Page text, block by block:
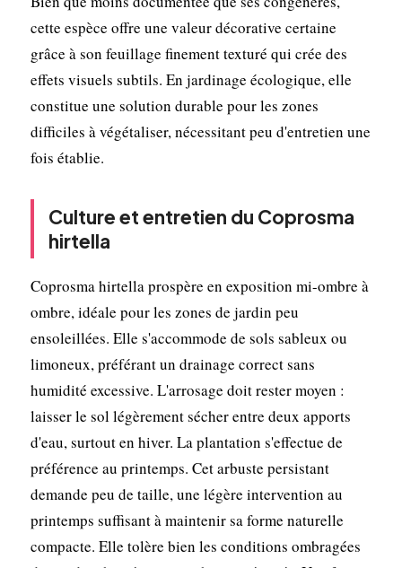
cette espèce offre une valeur décorative certaine
grâce à son feuillage finement texturé qui crée des
effets visuels subtils. En jardinage écologique, elle
constitue une solution durable pour les zones
difficiles à végétaliser, nécessitant peu d'entretien une
fois établie.
Culture et entretien du Coprosma
hirtella
Coprosma hirtella prospère en exposition mi-ombre à
ombre, idéale pour les zones de jardin peu
ensoleillées. Elle s'accommode de sols sableux ou
limoneux, préférant un drainage correct sans
humidité excessive. L'arrosage doit rester moyen :
laisser le sol légèrement sécher entre deux apports
d'eau, surtout en hiver. La plantation s'effectue de
préférence au printemps. Cet arbuste persistant
demande peu de taille, une légère intervention au
printemps suffisant à maintenir sa forme naturelle
compacte. Elle tolère bien les conditions ombragées